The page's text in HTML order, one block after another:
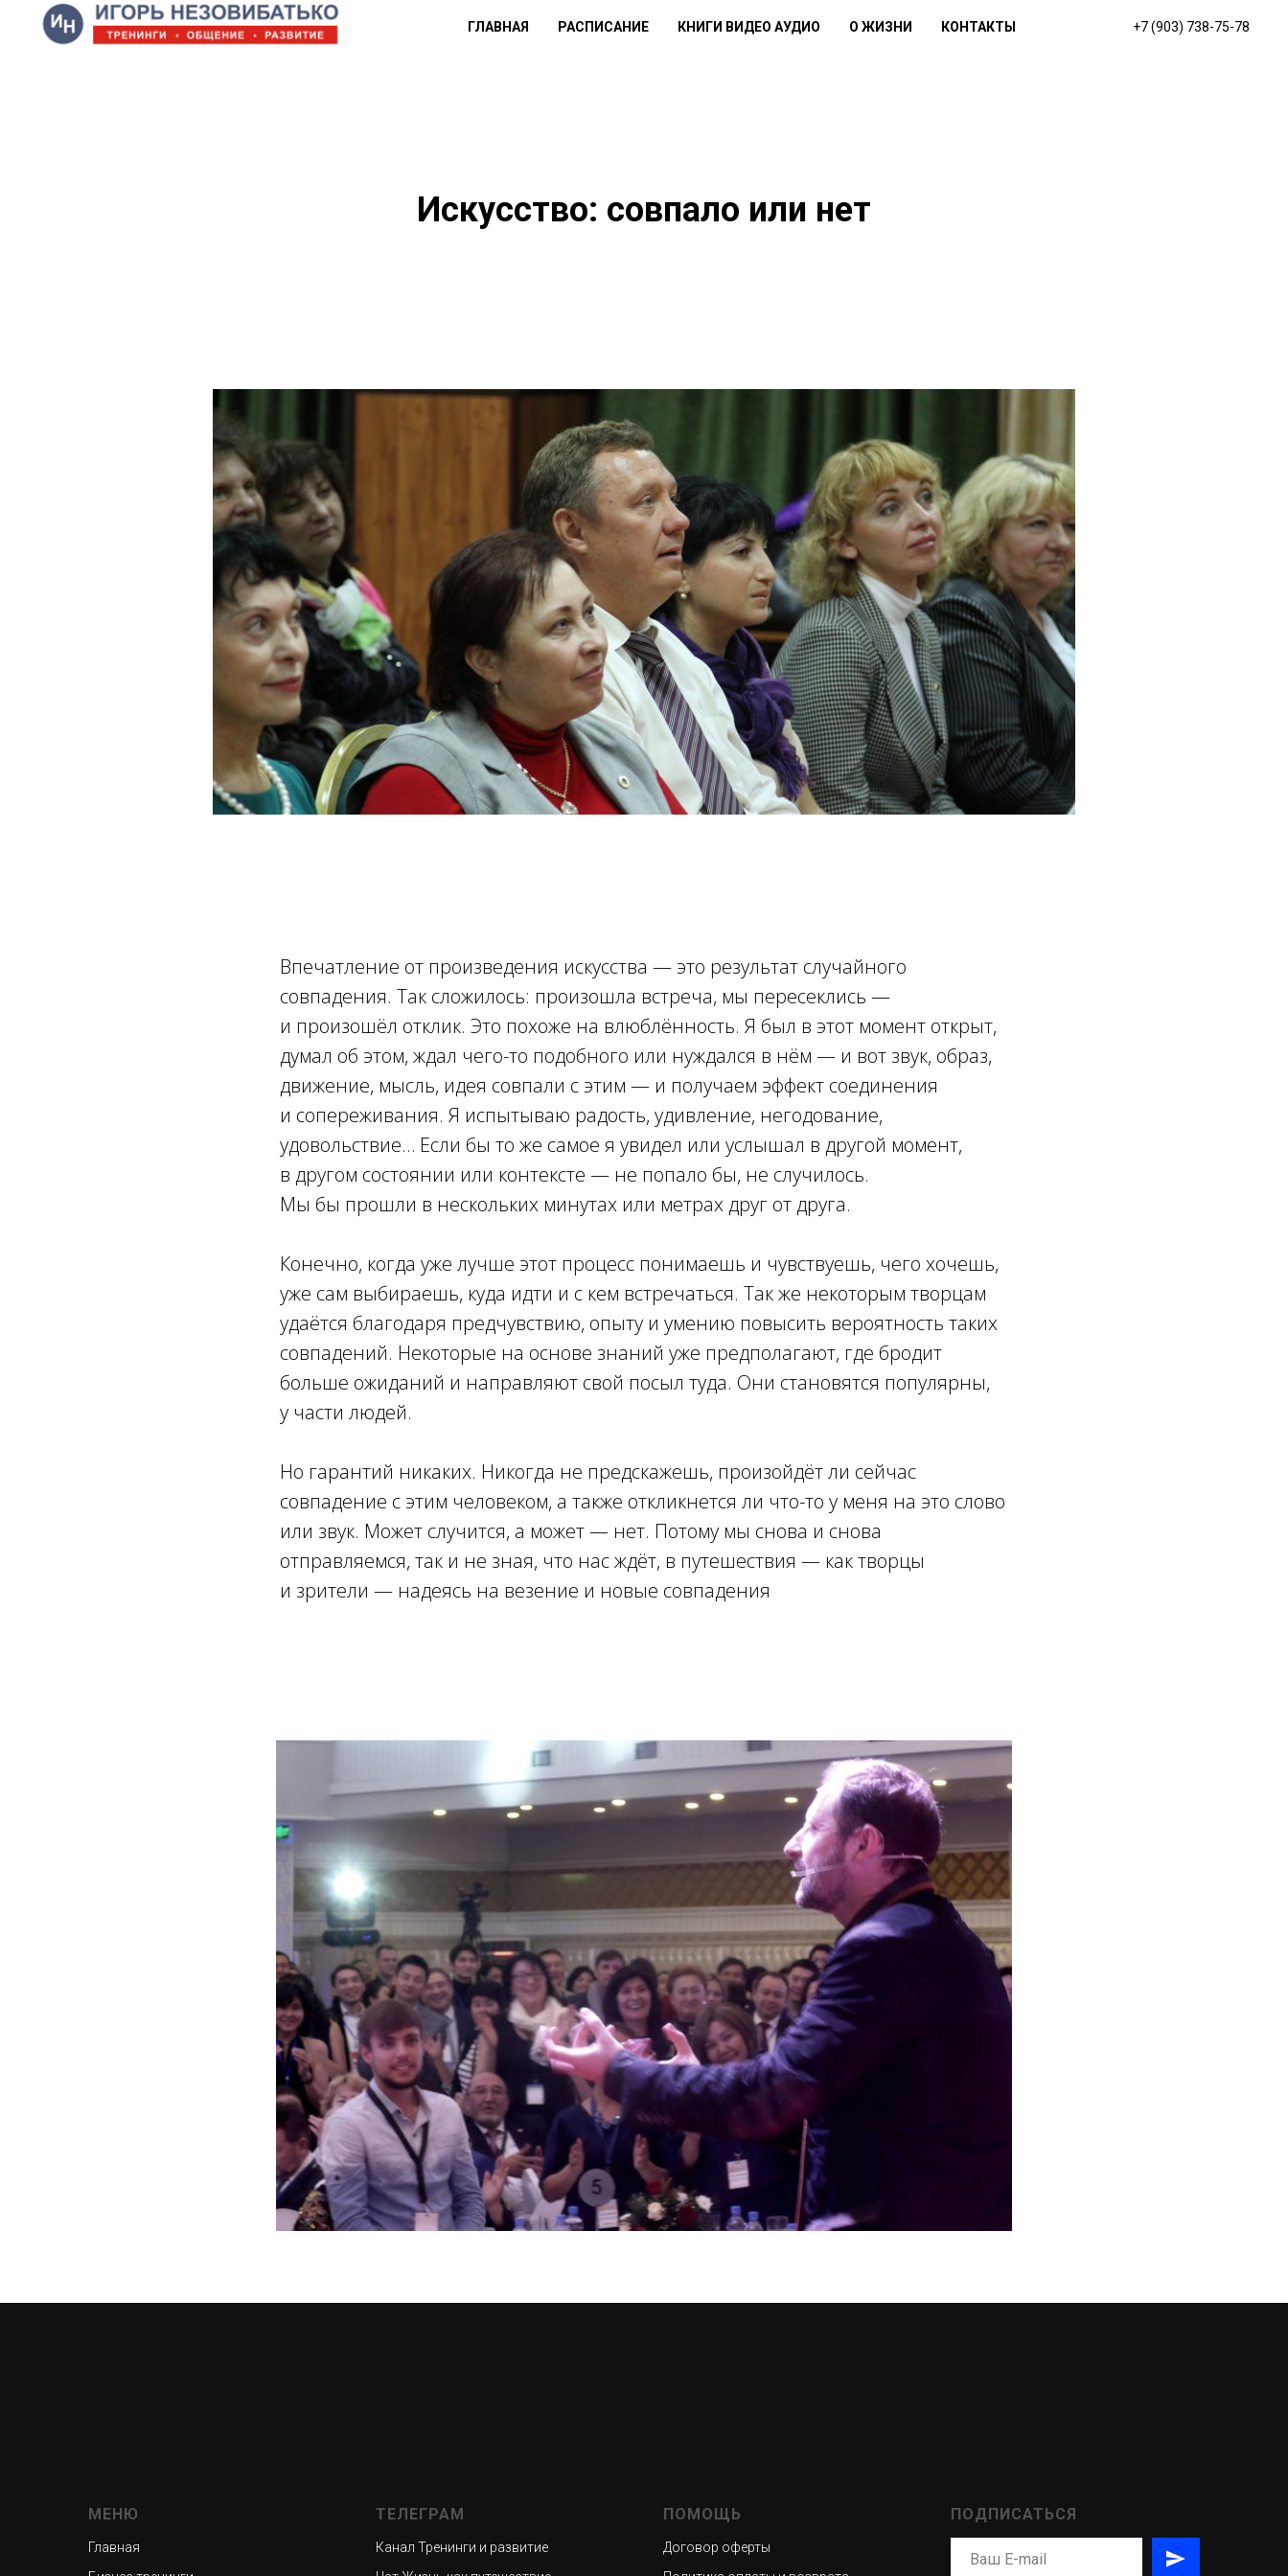
ГЛАВНАЯ РАСПИСАНИЕ КНИГИ ВИДЕО АУДИО О ЖИЗНИ КОНТАКТЫ +7 (903) 738-75-78
Искусство: совпало или нет
Впечатление от произведения искусства — это результат случайного
совпадения. Так сложилось: произошла встреча, мы пересеклись —
и произошёл отклик. Это похоже на влюблённость. Я был в этот момент открыт,
думал об этом, ждал чего-то подобного или нуждался в нём — и вот звук, образ,
движение, мысль, идея совпали с этим — и получаем эффект соединения
и сопереживания. Я испытываю радость, удивление, негодование,
удовольствие… Если бы то же самое я увидел или услышал в другой момент,
в другом состоянии или контексте — не попало бы, не случилось.
Мы бы прошли в нескольких минутах или метрах друг от друга.
Конечно, когда уже лучше этот процесс понимаешь и чувствуешь, чего хочешь,
уже сам выбираешь, куда идти и с кем встречаться. Так же некоторым творцам
удаётся благодаря предчувствию, опыту и умению повысить вероятность таких
совпадений. Некоторые на основе знаний уже предполагают, где бродит
больше ожиданий и направляют свой посыл туда. Они становятся популярны,
у части людей.
Но гарантий никаких. Никогда не предскажешь, произойдёт ли сейчас
совпадение с этим человеком, а также откликнется ли что-то у меня на это слово
или звук. Может случится, а может — нет. Потому мы снова и снова
отправляемся, так и не зная, что нас ждёт, в путешествия — как творцы
и зрители — надеясь на везение и новые совпадения
МЕНЮ
Главная
ТЕЛЕГРАМ
Канал Тренинги и развитие
ПОМОЩЬ
Договор оферты
ПОДПИСАТЬСЯ